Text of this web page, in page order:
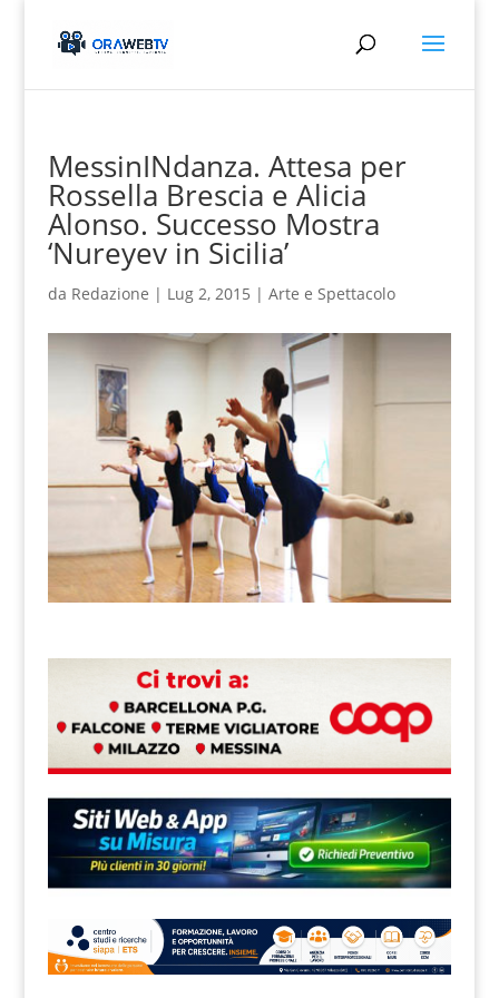
MessinINdanza. Attesa per
Rossella Brescia e Alicia
Alonso. Successo Mostra
‘Nureyev in Sicilia’
da Redazione | Lug 2, 2015 | Arte e Spettacolo